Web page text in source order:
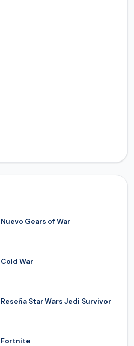
Gears of War
War
Star Wars Jedi Survivor
Fortnite